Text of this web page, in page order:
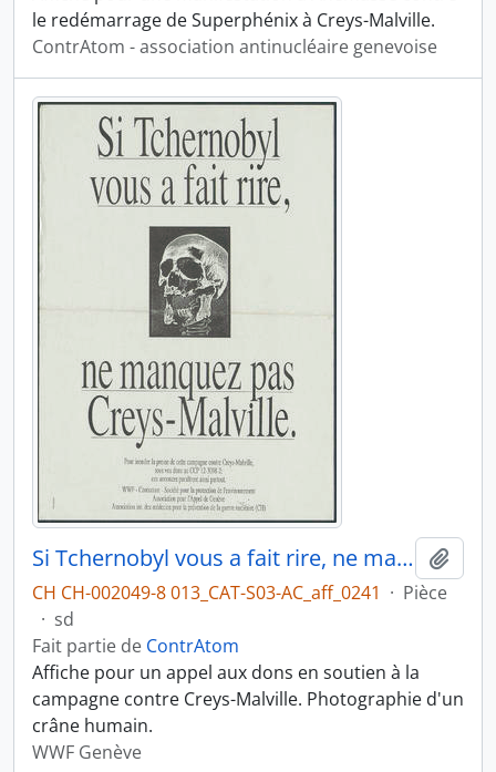
le redémarrage de Superphénix à Creys-Malville.
ContrAtom - association antinucléaire genevoise
Si Tchernobyl vous a fait rire, ne manquez pas Creys-Malville
CH CH-002049-8 013_CAT-S03-AC_aff_0241 · Pièce
· sd
Fait partie de ContrAtom
Affiche pour un appel aux dons en soutien à la
campagne contre Creys-Malville. Photographie d'un
crâne humain.
WWF Genève